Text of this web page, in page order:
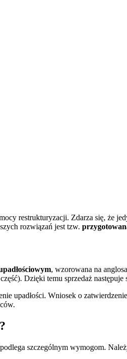
restrukturyzacji. Zdarza się, że
rozwiązań jest tzw.
, wzorowana na
Dzięki temu sprzedaż
upadłości. Wniosek o
szczególnym wymogom.